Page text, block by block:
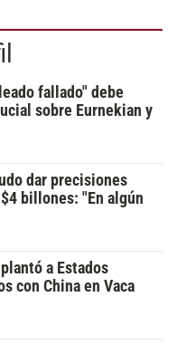
fallado" debe
sobre Eurnekian y
dar precisiones
billones: "En algún
a Estados
con China en Vaca